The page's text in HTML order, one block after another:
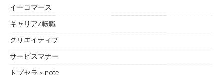
イーコマース
キャリア/転職
クリエイティブ
サービスマナー
トプセラ × note